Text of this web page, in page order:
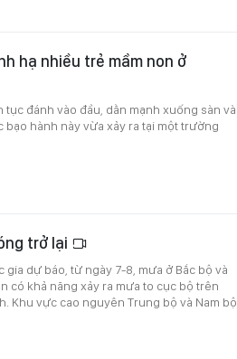
hạ nhiều trẻ mầm non ở
đánh vào đầu, dằn mạnh xuống sàn và
bạo hành này vừa xảy ra tại một trường
trở lại
dự báo, từ ngày 7-8, mưa ở Bắc bộ và
có khả năng xảy ra mưa to cục bộ trên
Khu vực cao nguyên Trung bộ và Nam bộ